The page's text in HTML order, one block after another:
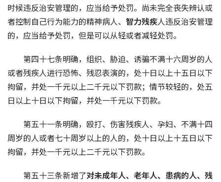
时候违反治安管理的，应当给予处罚。尚未完全丧失辨认或
者控制自己行为能力的精神病人、 智力残疾人违反治安管理
的，应当给予处罚，但是可以从轻或者减轻处罚。
第四十七条明确，组织、胁迫、诱骗不满十六周岁的人
或者残疾人进行恐怖、残忍表演的，处十日以上十五日以下
拘留，并处一千元以上二千元以下罚款；情节较轻的，处五
日以上十日以下拘留，并处一千元以下罚款。
第五十一条明确，殴打、伤害残疾人、孕妇、不满十四
周岁的人或者七十周岁以上的人的，处十日以上十五日以下
拘留，并处一千元以上二千元以下罚款。
第五十三条新增了对未成年人、老年人、患病的人、 残